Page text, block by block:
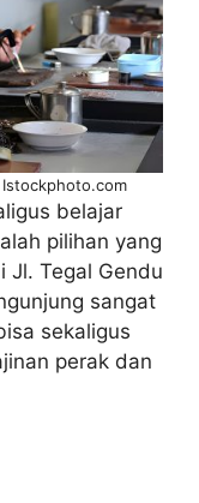
belajar
pilihan yang
Jl. Tegal Gendu
sangat
sekaligus
perak dan